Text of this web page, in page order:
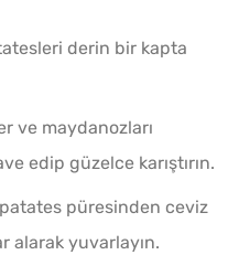
derin bir kapta
ve maydanozları
edip güzelce karıştırın.
püresinden ceviz
alarak yuvarlayın.